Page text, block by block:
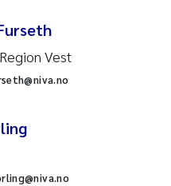
Vest